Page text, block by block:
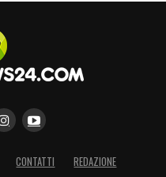
CONTATTI
REDAZIONE